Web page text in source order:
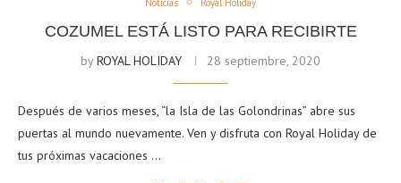
Noticias Royal Holiday
COZUMEL ESTÁ LISTO PARA RECIBIRTE
byROYAL HOLIDAY 28 septiembre, 2020
Después de varios meses, “la Isla de las Golondrinas” abre sus
puertas al mundo nuevamente. Ven y disfruta con Royal Holiday de
tus próximas vacaciones …